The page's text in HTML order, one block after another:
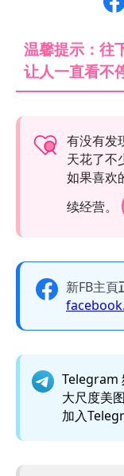
温馨提示：往
让人一直看不
有没有发
天花了不
如果喜欢
续经营。
新FB主頁
Telegram
大尺度美
加入